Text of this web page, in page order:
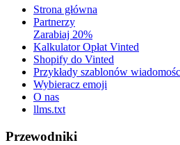
Strona główna
Partnerzy
Zarabiaj 20%
Kalkulator Opłat Vinted
Shopify do Vinted
Przykłady szablonów
Wybieracz emoji
O nas
llms.txt
Przewodniki